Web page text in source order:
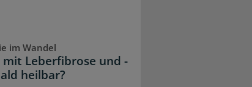
im Wandel
Leberfibrose und -
heilbar?